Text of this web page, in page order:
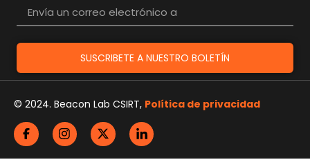
SUSCRIBETE A NUESTRO BOLETÍN
© 2024. Beacon Lab CSIRT, Política de privacidad